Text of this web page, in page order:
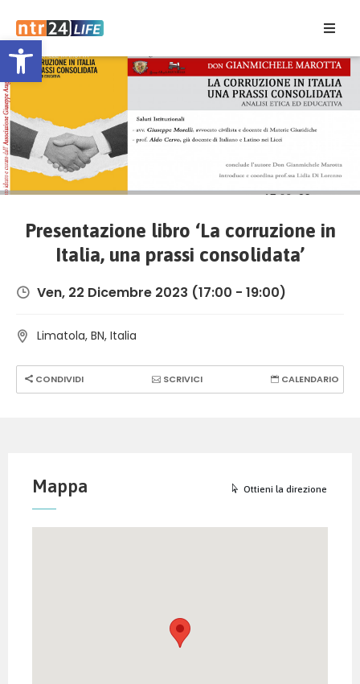
Open toolbar
Home
Eventi
Contatti
Presentazione libro ‘La corruzione in
Italia, una prassi consolidata’
Ven, 22 Dicembre 2023 (17:00 - 19:00)
Limatola, BN, Italia
CONDIVIDI SCRIVICI CALENDARIO
Mappa Ottieni la direzione